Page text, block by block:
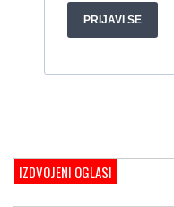
Prodajem jedrilicu
Gulet Hera
2009, 30 x 8
Cijena:
IZDVOJENI OGLASI